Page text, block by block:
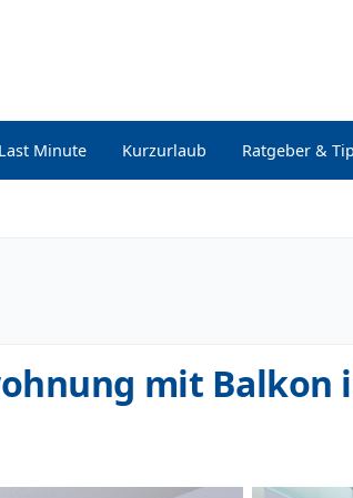
Last Minute Kurzurlaub Ratgeber &
mit Balkon